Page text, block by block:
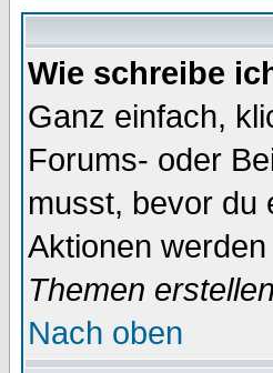
Wie schreibe
Ganz einfach,
Forums- oder
musst, bevor du
Aktionen
Themen
Nach oben